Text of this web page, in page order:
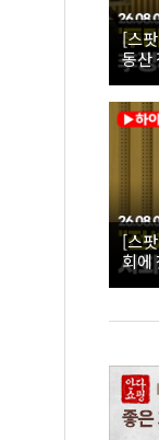
[스
동산
대토
[스
회에
시